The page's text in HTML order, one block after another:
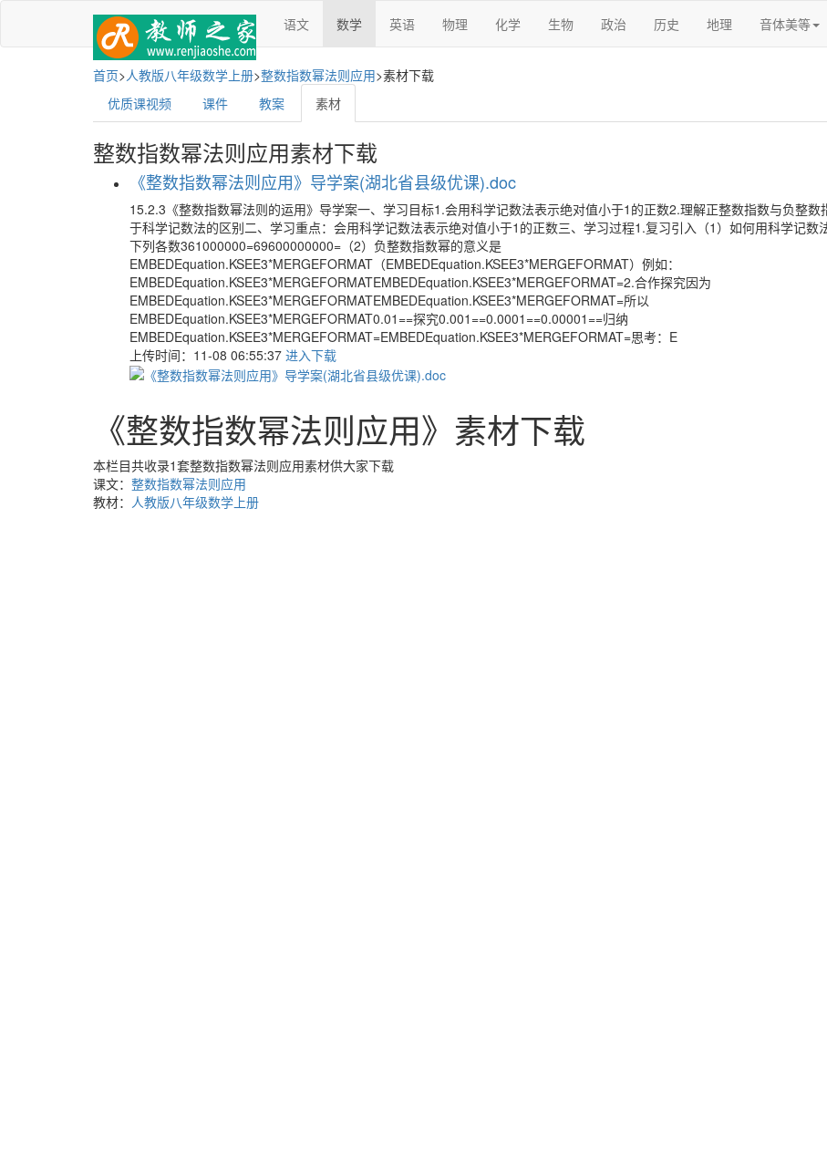
语文 数学 英语 物理 化学 生物 政治 历史 地理 音体美等
首页>人教版八年级数学上册>整数指数幂法则应用>素材下载
优质课视频
课件 教案 素材
整数指数幂法则应用素材下载
《整数指数幂法则应用》导学案(湖北省县级优课).doc
15.2.3《整数指数幂法则的运用》导学案一、学习目标1.会用科学记数法表示绝对值小于1的正数2.理解正整数指数与负整数
于科学记数法的区别二、学习重点：会用科学记数法表示绝对值小于1的正数三、学习过程1.复习引入（1）如何用科学记数
下列各数361000000=69600000000=（2）负整数指数幂的意义是
EMBEDEquation.KSEE3*MERGEFORMAT（EMBEDEquation.KSEE3*MERGEFORMAT）例如：
EMBEDEquation.KSEE3*MERGEFORMATEMBEDEquation.KSEE3*MERGEFORMAT=2.合作探究因为
EMBEDEquation.KSEE3*MERGEFORMATEMBEDEquation.KSEE3*MERGEFORMAT=所以
EMBEDEquation.KSEE3*MERGEFORMAT0.01==探究0.001==0.0001==0.00001==归纳
EMBEDEquation.KSEE3*MERGEFORMAT=EMBEDEquation.KSEE3*MERGEFORMAT=思考：E
上传时间：11-08 06:55:37 进入下载
《整数指数幂法则应用》素材下载
本栏目共收录1套整数指数幂法则应用素材供大家下载
课文： 整数指数幂法则应用
教材： 人教版八年级数学上册